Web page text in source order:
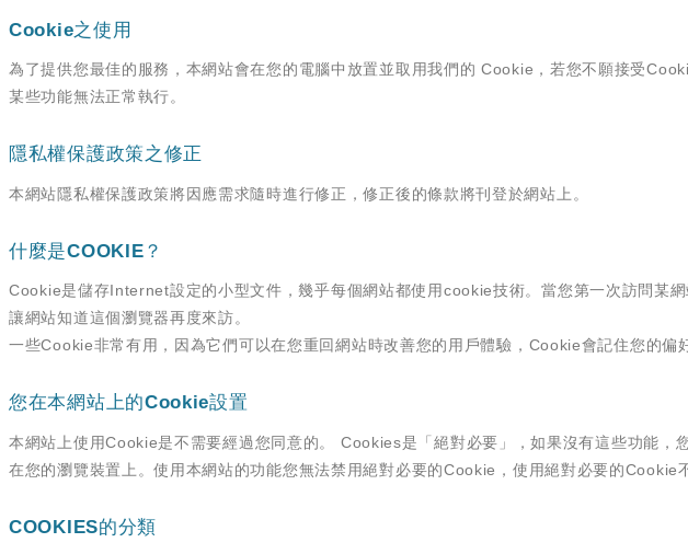
Cookie之使用
為了提供您最佳的服務，本網站會在您的電腦中放置並取用我們的 Cookie，若您不願接受
某些功能無法正常執行。
隱私權保護政策之修正
本網站隱私權保護政策將因應需求隨時進行修正，修正後的條款將刊登於網站上。
什麼是COOKIE？
Cookie是儲存Internet設定的小型文件，幾乎每個網站都使用cookie技術。當您第一次訪問某
讓網站知道這個瀏覽器再度來訪。
一些Cookie非常有用，因為它們可以在您重回網站時改善您的用戶體驗，Cookie會記住您的
您在本網站上的Cookie設置
本網站上使用Cookie是不需要經過您同意的。 Cookies是「絕對必要」，如果沒有這些功能
在您的瀏覽裝置上。使用本網站的功能您無法禁用絕對必要的Cookie，使用絕對必要的Cookie
COOKIES的分類